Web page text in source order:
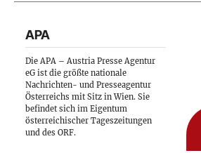
APA
Die APA – Austria Presse Agentur
eG ist die größte nationale
Nachrichten- und Presseagentur
Österreichs mit Sitz in Wien. Sie
befindet sich im Eigentum
österreichischer Tageszeitungen
und des ORF.